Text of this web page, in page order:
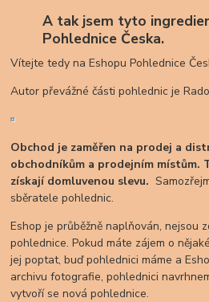
A tak jsem tyto
Pohlednice Česka.
Vítejte tedy na Eshopu Pohlednice
Autor převážné části pohlednic je
Obchod je zaměřen na prodej a
obchodníkům a prodejním místům.
získají domluvenou slevu.
sběratele pohlednic.
Eshop je průběžně naplňován, nejsou
pohlednice. Pokud máte zájem o
jej poptat, buď pohlednici máme a
archivu fotografie, pohlednici
vytvoří se nová pohlednice.